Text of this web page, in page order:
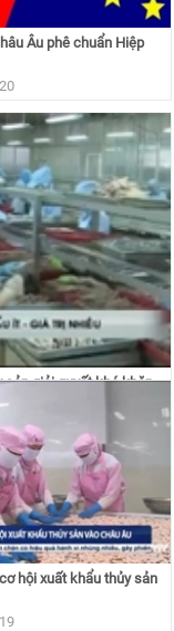
Âu phê chuẩn Hiệp
sản giải quyết khó khăn
hội xuất khẩu thủy sản